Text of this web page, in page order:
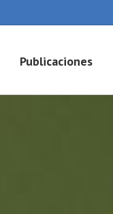
Publicaciones